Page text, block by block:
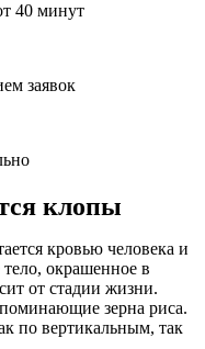
40 минут
заявок
клопы
кровью человека и
окрашенное в
от стадии жизни.
зерна риса.
по вертикальным, так